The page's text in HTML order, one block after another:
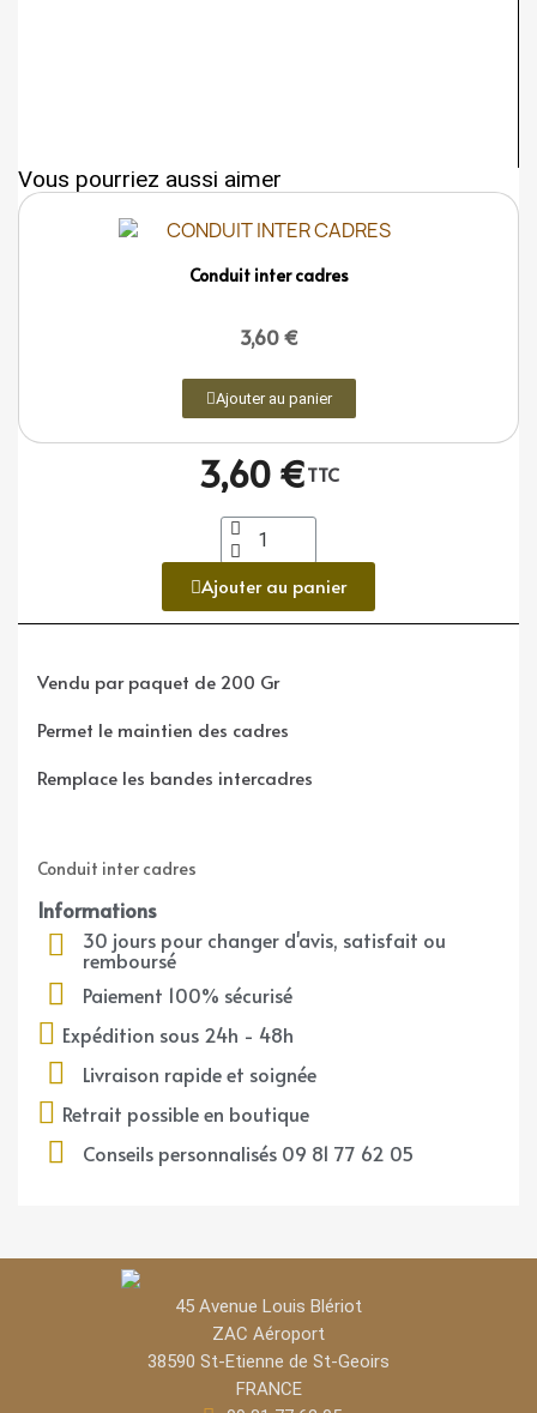
Vous pourriez aussi aimer
Conduit inter cadres
3,60 €
Ajouter au panier
3,60 €TTC
Ajouter au panier
30 jours pour changer d'avis, satisfait ou
remboursé
Paiement 100% sécurisé
Expédition sous 24h - 48h
Livraison rapide et soignée
Retrait possible en boutique
Conseils personnalisés 09 81 77 62 05
Vendu par paquet de 200 Gr
Permet le maintien des cadres
Remplace les bandes intercadres
Conduit inter cadres
Informations
45 Avenue Louis Blériot
ZAC Aéroport​
38590 St-Etienne de St-Geoirs
FRANCE